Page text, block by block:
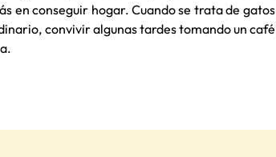
en conseguir hogar. Cuando se trata de gatos
convivir algunas tardes tomando un café